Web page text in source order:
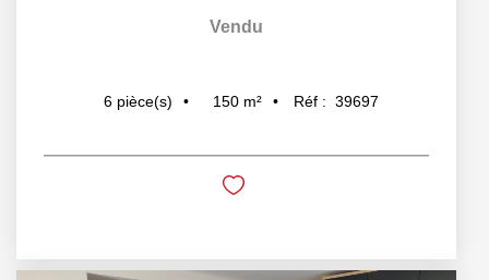
Vendu
6 pièce(s) 150 m² Réf : 39697